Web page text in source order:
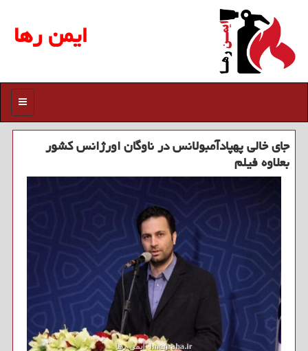
ایمن رها
منو
جای خالی پهپادآمبولانس در ناوگان اورژانس كشور
بعلاوه فیلم